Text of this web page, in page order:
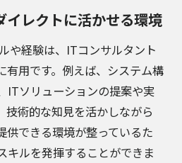
イレクトに活かせる環境
や経験は、ITコンサルタント
有用です。例えば、システム構
ITソリューションの提案や実
技術的な知見を活かしながら
供できる環境が整っているた
キルを発揮することができま